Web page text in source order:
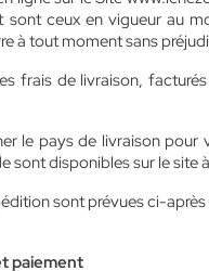
ceux en vigueur au
à tout moment sans
frais de livraison,
le pays de livraison
sont disponibles sur le site
sont prévues ci-
paiement